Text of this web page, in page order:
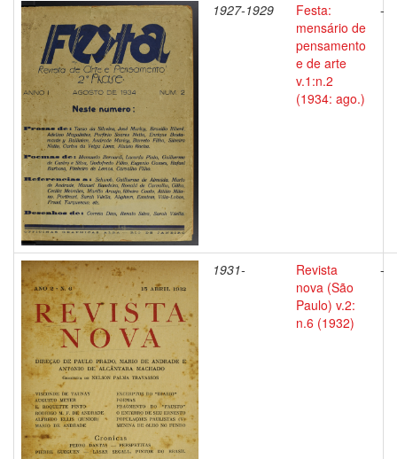
1927-1929
Festa:
mensário de
pensamento
e de arte
v.1:n.2
(1934: ago.)
-
1931-
Revista
nova (São
Paulo) v.2:
n.6 (1932)
-